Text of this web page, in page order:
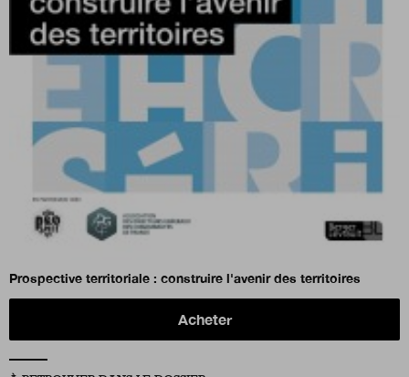
Prospective territoriale : construire l'avenir des territoires
Acheter